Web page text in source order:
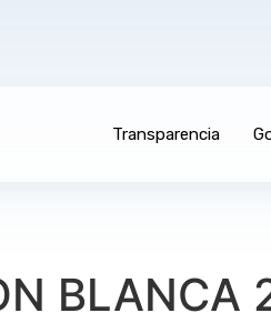
Transparencia
BLANCA